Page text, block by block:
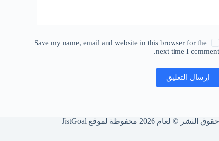
Save my name, email and website in this browser for the
next time I comment.
إرسال التعليق
حقوق النشر © لعام 2026 محفوظة لموقع JistGoal